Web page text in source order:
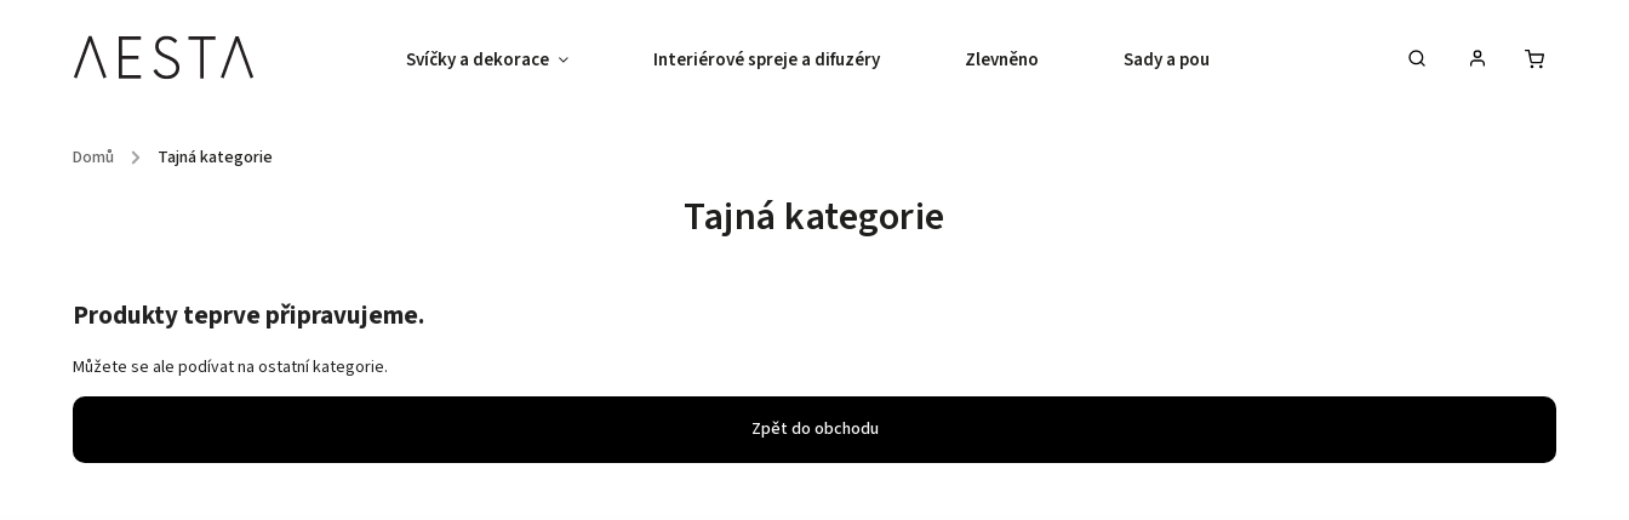
Svíčky a dekorace Interiérové spreje a difuzéry Zlevněno Sady a poukazy Bestsellery
Domů / Tajná kategorie
Tajná kategorie
Produkty teprve připravujeme.
Můžete se ale podívat na ostatní kategorie.
Zpět do obchodu